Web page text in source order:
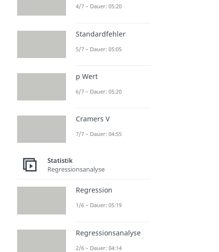
4/7 – Dauer: 05:20
Standardfehler
5/7 – Dauer: 05:05
p Wert
6/7 – Dauer: 05:20
Cramers V
7/7 – Dauer: 04:55
Statistik
Regressionsanalyse
Regression
1/6 – Dauer: 05:19
Regressionsanalyse
2/6 – Dauer: 04:14